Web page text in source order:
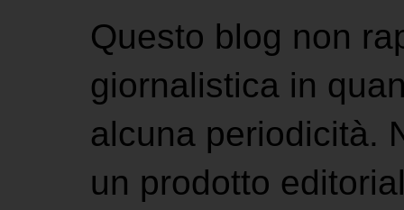
Questo blog non
giornalistica in
alcuna periodicità.
un prodotto